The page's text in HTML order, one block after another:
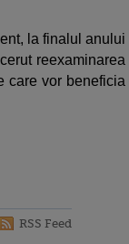
la finalul anului
reexaminarea
care vor beneficia
RSS Feed